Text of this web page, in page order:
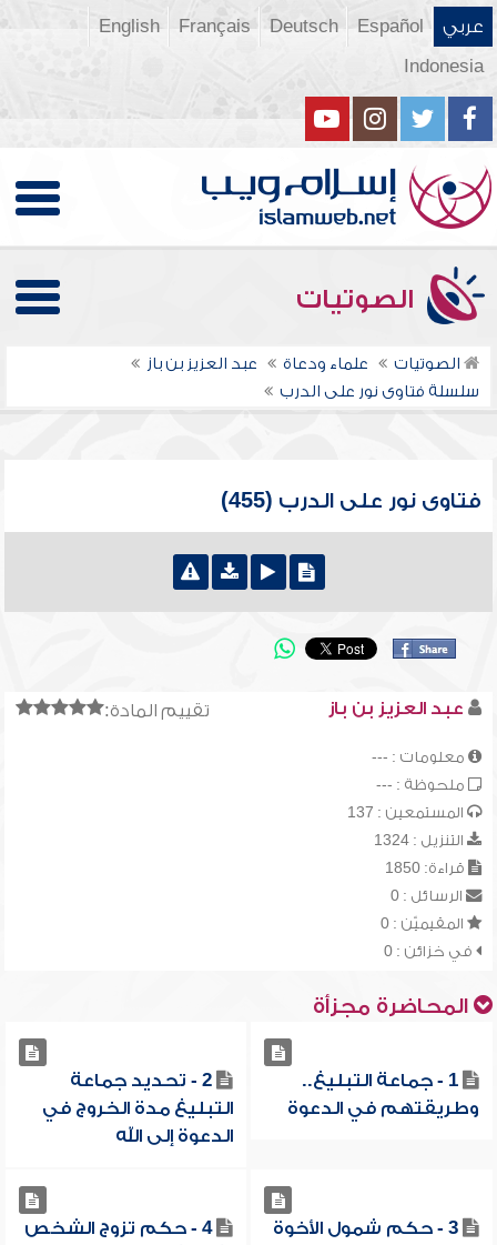
عربي Español
Deutsch
Français
English
Indonesia
الصوتيات
الصوتيات علماء ودعاة
عبد العزيز بن باز
سلسلة فتاوى نور على الدرب
فتاوى نور على الدرب (455)
تقييم المادة: عبد العزيز بن باز
معلومات : ---
ملحوظة : ---
المستمعين : 137
التنزيل : 1324
قراءة: 1850
الرسائل : 0
المقيميّن : 0
في خزائن : 0
المحاضرة مجزأة
1 - جماعة التبليغ..
وطريقتهم في الدعوة
2 - تحديد جماعة
التبليغ مدة الخروج في
الدعوة إلى الله
3 - حكم شمول الأخوة
4 - حكم تزوج الشخص